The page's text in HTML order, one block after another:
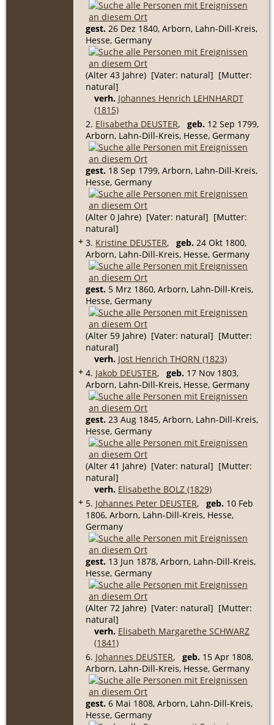
gest. 26 Dez 1840, Arborn, Lahn-Dill-Kreis,
Hesse, Germany
(Alter 43 Jahre) [Vater: natural] [Mutter:
natural]
verh. Johannes Henrich LEHNHARDT
(1815)
2. Elisabetha DEUSTER, geb. 12 Sep 1799,
Arborn, Lahn-Dill-Kreis, Hesse, Germany
gest. 18 Sep 1799, Arborn, Lahn-Dill-Kreis,
Hesse, Germany
(Alter 0 Jahre) [Vater: natural] [Mutter:
natural]
+ 3. Kristine DEUSTER, geb. 24 Okt 1800,
Arborn, Lahn-Dill-Kreis, Hesse, Germany
gest. 5 Mrz 1860, Arborn, Lahn-Dill-Kreis,
Hesse, Germany
(Alter 59 Jahre) [Vater: natural] [Mutter:
natural]
verh. Jost Henrich THORN (1823)
+ 4. Jakob DEUSTER, geb. 17 Nov 1803,
Arborn, Lahn-Dill-Kreis, Hesse, Germany
gest. 23 Aug 1845, Arborn, Lahn-Dill-Kreis,
Hesse, Germany
(Alter 41 Jahre) [Vater: natural] [Mutter:
natural]
verh. Elisabethe BOLZ (1829)
+ 5. Johannes Peter DEUSTER, geb. 10 Feb
1806, Arborn, Lahn-Dill-Kreis, Hesse,
Germany
gest. 13 Jun 1878, Arborn, Lahn-Dill-Kreis,
Hesse, Germany
(Alter 72 Jahre) [Vater: natural] [Mutter:
natural]
verh. Elisabeth Margarethe SCHWARZ
(1841)
6. Johannes DEUSTER, geb. 15 Apr 1808,
Arborn, Lahn-Dill-Kreis, Hesse, Germany
gest. 6 Mai 1808, Arborn, Lahn-Dill-Kreis,
Hesse, Germany